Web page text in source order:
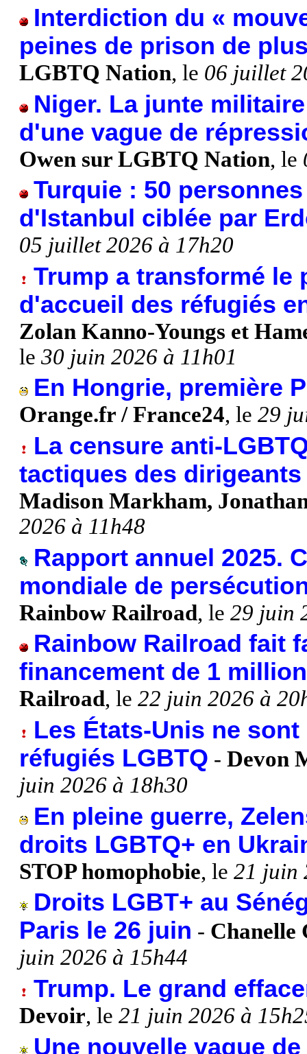
Interdiction du «
peines de prison de
LGBTQ Nation, le 06 juillet
Niger. La junte
d'une vague de
Owen sur LGBTQ Nation, le
Turquie : 50
d'Istanbul ciblée par
05 juillet 2026 à 17h20
Trump a transformé le
d'accueil des réfugiés
Zolan Kanno-Youngs et
le 30 juin 2026 à 11h01
En Hongrie, première
Orange.fr / France24, le 29
La censure anti-
tactiques des
Madison Markham,
2026 à 11h48
Rapport annuel 2025.
mondiale de
Rainbow Railroad, le 29 juin
Rainbow Railroad fait
financement de 1
Railroad, le 22 juin 2026 à
Les États-Unis ne
réfugiés LGBTQ - Devon
juin 2026 à 18h30
En pleine guerre,
droits LGBTQ+ en
STOP homophobie, le 21 juin
Droits LGBT+ au
Paris le 26 juin - Chanelle
juin 2026 à 15h44
Trump. Le grand
Devoir, le 21 juin 2026 à
Une nouvelle vague